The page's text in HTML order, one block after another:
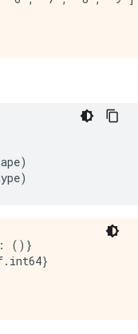
)
)
()}